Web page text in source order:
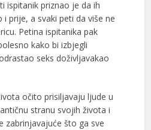
ispitanik priznao je da ih
i prije, a svaki peti da više ne
Petina ispitanika pak
kako bi izbjegli
seks doživljavakao
očito prisiljavaju ljude u
stranu svojih života i
zabrinjavajuće što ga sve